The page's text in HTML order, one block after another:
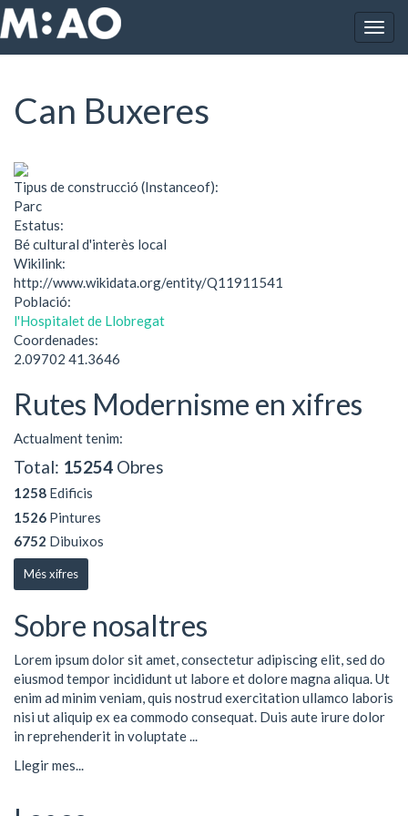
Vés al contingut
Inici Can Buxeres
Can Buxeres
Tipus de construcció (Instanceof):
Parc
Estatus:
Bé cultural d'interès local
Wikilink:
http://www.wikidata.org/entity/Q11911541
Població:
l'Hospitalet de Llobregat
Coordenades:
2.09702 41.3646
Rutes Modernisme en xifres
Actualment tenim:
Total: 15254 Obres
1258 Edificis
1526 Pintures
6752 Dibuixos
Més xifres
Sobre nosaltres
Lorem ipsum dolor sit amet, consectetur adipiscing elit, sed do
eiusmod tempor incididunt ut labore et dolore magna aliqua. Ut
enim ad minim veniam, quis nostrud exercitation ullamco laboris
nisi ut aliquip ex ea commodo consequat. Duis aute irure dolor
in reprehenderit in voluptate ...
Llegir mes...